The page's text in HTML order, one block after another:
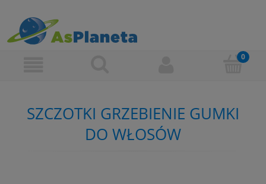
SZCZOTKI GRZEBIENIE GUMKI
DO WŁOSÓW